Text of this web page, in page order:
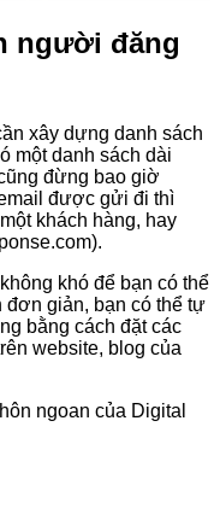
người đăng
xây dựng danh sách
một danh sách dài
đừng bao giờ
được gửi đi thì
khách hàng, hay
khó để bạn có thể
đơn giản, bạn có thể tự
bằng cách đặt các
website, blog của
ngoan của Digital